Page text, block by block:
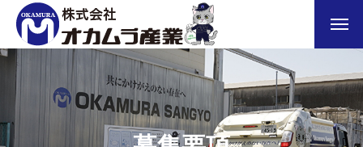
メッセージ
会社概要